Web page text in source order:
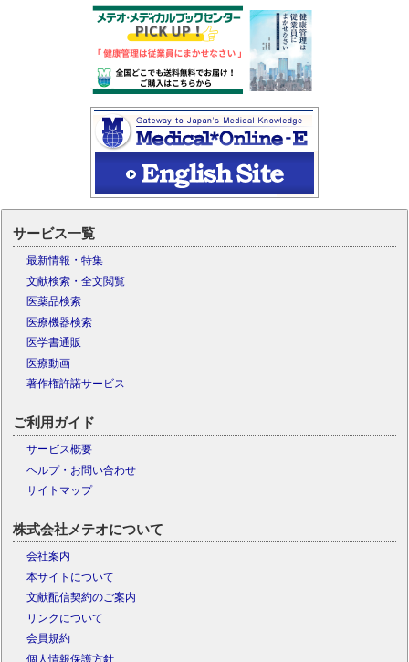
サービス一覧
最新情報・特集
文献検索・全文閲覧
医薬品検索
医療機器検索
医学書通販
医療動画
著作権許諾サービス
ご利用ガイド
サービス概要
ヘルプ・お問い合わせ
サイトマップ
株式会社メテオについて
会社案内
本サイトについて
文献配信契約のご案内
リンクについて
会員規約
個人情報保護方針